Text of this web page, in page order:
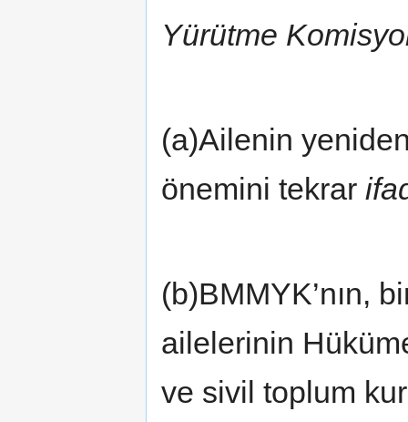
Yürütme
(a)Ailenin
önemini tekrar
(b)BMMYK’nın,
ailelerinin
ve sivil toplum